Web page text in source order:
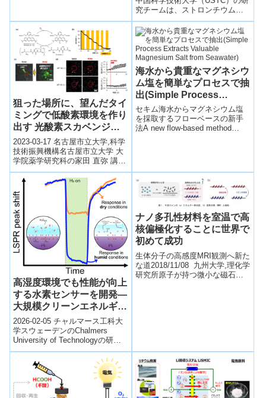
Years)
究チームは、ストロンチウム光
格子時計を開発し、安定度と不
確かさの双方で10⁻¹⁹レベル...
狙った場所に、望んだタイ
ミングで低酸素環境を作り
出す 光酸素スカベンジャ
ーを開発
2023-03-17 名古屋市立大学,科学
技術振興機構名古屋市立大学 大
学院薬学研究科の家田 直弥 講
師、中川 秀彦 教授、同 大学院
医学研究科の澤田 雅人 講...
海水から貴重なマグネシウ
ム塩を簡単なプロセスで抽
出(Simple Process
Extracts Valuable
Magnesium Salt from
Seawater)
セキム海水からマグネシウム塩
を採取するフローベースの新手
法A new flow-based method
高湿度環境でも性能が向上
する水素センサーを開発―
大規模クリーンエネルギー
の安全性向上へ
（Humidity-resistant
hydrogen sensor can
improve safety in large-
scale clean energy）
2026-02-05 チャルマース工科大
学スウェーデンのChalmers
University of Technologyの研究
チームは、湿度環境下でも高い
ナノ多孔性材料を室温で高
核偏極化することに世界で
初めて成功
生体分子の高感度MRI観測へ新た
な道2018/11/08 九州大学,理化学
研究所原子が持つ微小な磁石で